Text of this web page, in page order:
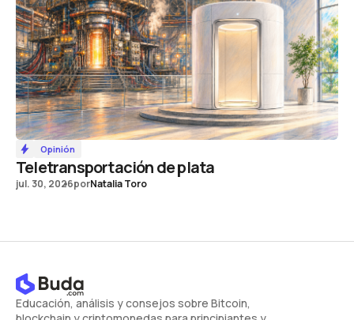
Opinión
Teletransportación de plata
jul. 30, 2026porNatalia Toro
Educación, análisis y consejos sobre Bitcoin,